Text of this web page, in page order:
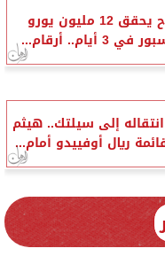
محمد صلاح يحقق 12 مليون يورو
أيام.. أرقام...
إلى سيلتك.. هيثم
ريال أوفييدو أمام...